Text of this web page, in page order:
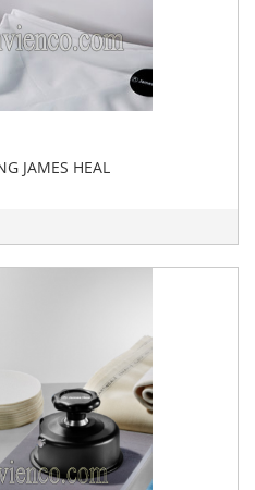
JAMES HEAL